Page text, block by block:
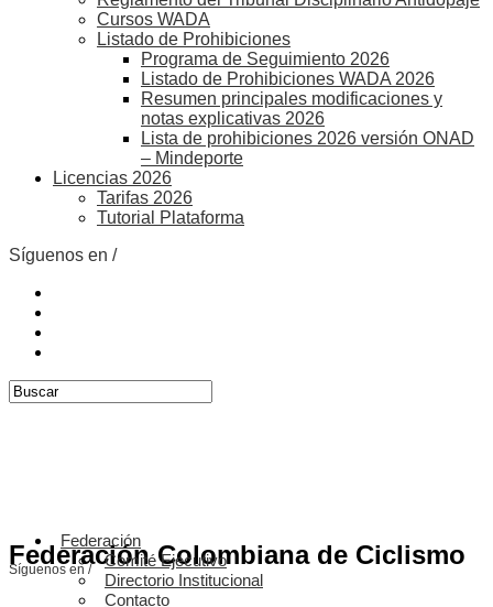
Cursos WADA
Listado de Prohibiciones
Programa de Seguimiento 2026
Listado de Prohibiciones WADA 2026
Resumen principales modificaciones y
notas explicativas 2026
Lista de prohibiciones 2026 versión ONAD
– Mindeporte
Licencias 2026
Tarifas 2026
Tutorial Plataforma
Síguenos en /
Federación Colombiana de Ciclismo
Síguenos en /
Federación
Comité Ejecutivo
Directorio Institucional
Contacto